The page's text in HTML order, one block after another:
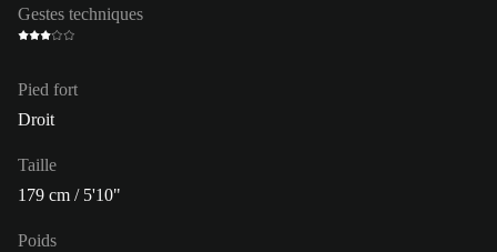
Gestes techniques
Pied fort
Droit
Taille
179 cm / 5'10"
Poids